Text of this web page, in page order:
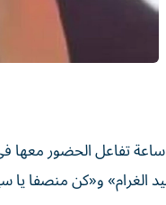
تفاعل الحضور ⁠معها
الغرام» و«كن منصفا